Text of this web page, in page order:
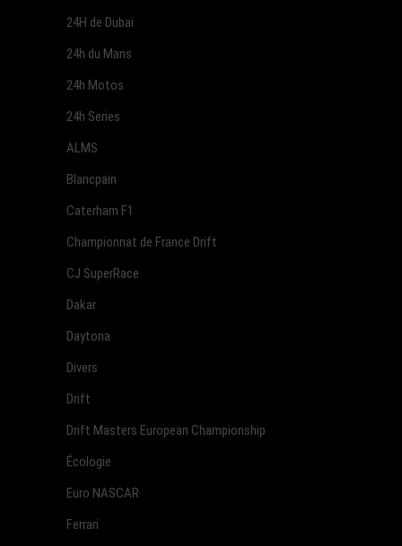
24H de Dubai
24h du Mans
24h Motos
24h Series
ALMS
Blancpain
Caterham F1
Championnat de France Drift
CJ SuperRace
Dakar
Daytona
Divers
Drift
Drift Masters European Championship
Écologie
Euro NASCAR
Ferrari